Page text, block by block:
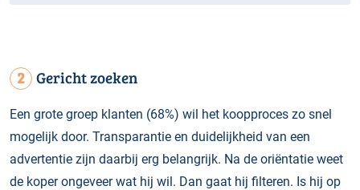
2 Gericht zoeken
Een grote groep klanten (68%) wil het koopproces zo snel
mogelijk door. Transparantie en duidelijkheid van een
advertentie zijn daarbij erg belangrijk. Na de oriëntatie weet
de koper ongeveer wat hij wil. Dan gaat hij filteren. Is hij op